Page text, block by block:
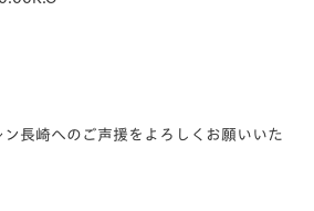
長崎へのご声援をよろしくお願いいた